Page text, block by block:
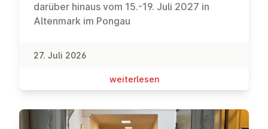
darüber hinaus vom 15.-19. Juli 2027 in
Altenmark im Pongau
27. Juli 2026
wei­ter­le­sen